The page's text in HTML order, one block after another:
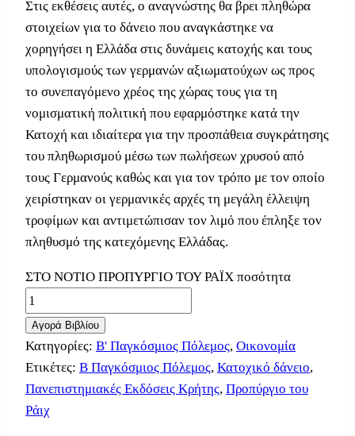
Στις εκθέσεις αυτές, ο αναγνώστης θα βρει πληθώρα
στοιχείων για το δάνειο που αναγκάστηκε να
χορηγήσει η Ελλάδα στις δυνάμεις κατοχής και τους
υπολογισμούς των γερμανών αξιωματούχων ως προς
το συνεπαγόμενο χρέος της χώρας τους για τη
νομισματική πολιτική που εφαρμόστηκε κατά την
Κατοχή και ιδιαίτερα για την προσπάθεια συγκράτησης
του πληθωρισμού μέσω των πωλήσεων χρυσού από
τους Γερμανούς καθώς και για τον τρόπο με τον οποίο
χειρίστηκαν οι γερμανικές αρχές τη μεγάλη έλλειψη
τροφίμων και αντιμετώπισαν τον λιμό που έπληξε τον
πληθυσμό της κατεχόμενης Ελλάδας.
ΣΤΟ ΝΟΤΙΟ ΠΡΟΠΥΡΓΙΟ ΤΟΥ ΡΑΪΧ ποσότητα
Αγορά Βιβλίου
Κατηγορίες: B' Παγκόσμιος Πόλεμος, Οικονομία
Ετικέτες: Β Παγκόσμιος Πόλεμος, Κατοχικό δάνειο,
Πανεπιστημιακές Εκδόσεις Κρήτης, Προπύργιο του
Ράιχ